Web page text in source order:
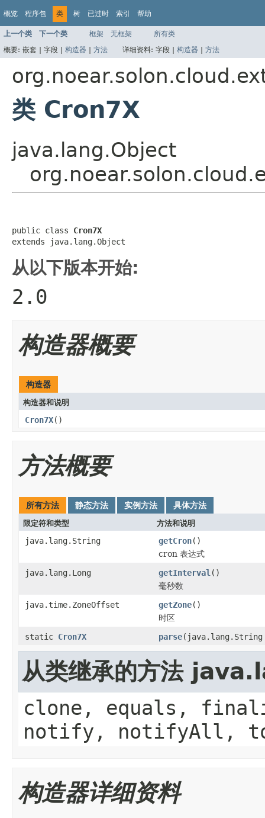
概览 程序包 类 树 已过时 索引 帮助
上一个类 下一个类 框架 无框架
所有类
概要: 嵌套 | 字段 | 构造器 | 方法 详细资料: 字段 | 构造器 | 方法
类 Cron7X
java.lang.Object
public class Cron7X
extends java.lang.Object
从以下版本开始:
2.0
构造器概要
构造器
构造器和说明
Cron7X()
方法概要
所有方法 静态方法 实例方法 具体方法
限定符和类型 方法和说明
java.lang.String getCron()
cron 表达式
java.lang.Long
getInterval ()
毫秒数
java.time.ZoneOffset
getZone()
时区
static Cron7X parse(java.lang.String
从类继承的方法
clone, equals,
notify, notifyAll,
构造器详细资料